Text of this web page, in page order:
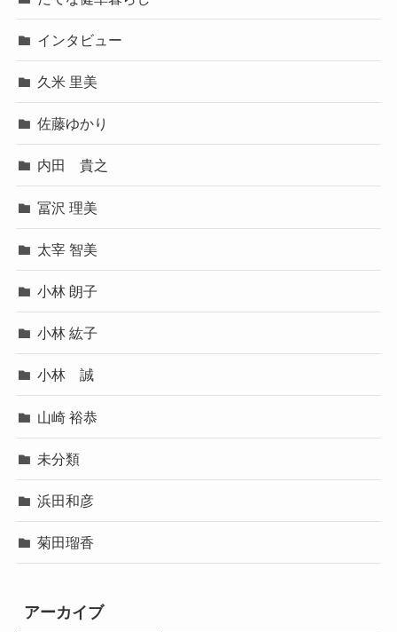
インタビュー
久米 里美
佐藤ゆかり
内田 貴之
冨沢 理美
太宰 智美
小林 朗子
小林 紘子
小林 誠
山崎 裕恭
未分類
浜田和彦
菊田瑠香
アーカイブ